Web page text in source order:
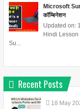
Microsoft
कॉम्बिनेशन
Updated on:
Hindi Lesson
Su...
Recent Posts
18 May